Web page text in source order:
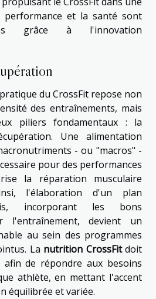
et la santé sont
grâce à l'innovation
du CrossFit repose non
des entraînements, mais
piliers fondamentaux : la
Une alimentation
- ou "macros" -
pour des performances
la réparation musculaire
l'élaboration d'un plan
incorporant les bons
l'entraînement, devient un
au sein des programmes
La nutrition CrossFitdoit
afin de répondre aux besoins
athlète, en mettant l'accent
équilibrée et variée.